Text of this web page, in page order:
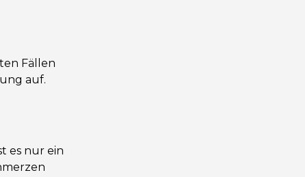
Fällen
auf.
es nur ein